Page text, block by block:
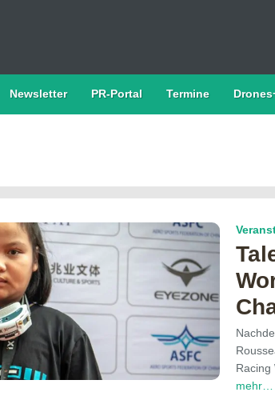
Newsletter PR-Portal Termine
Racing
mehr…